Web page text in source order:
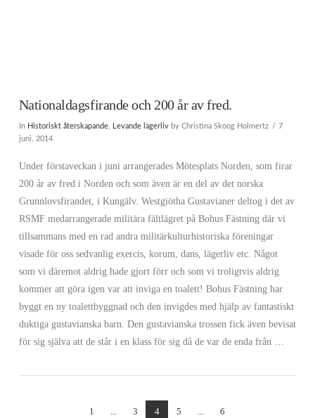
VIEW POST
Nationaldagsfirande och 200 år av fred.
In Historiskt återskapande, Levande lägerlivby Christina Skoog Holmertz
7
juni, 2014
Under förstaveckan i juni arrangerades Mötesplats Norden, som firar
200 år av fred i Norden och som även är en del av det norska
Grunnlovsfirandet, i Kungälv. Westgiötha Gustavianer deltog i det av
RSMF medarrangerade militära fältlägret på Bohus Fästning där vi
tillsammans med en rad andra militärkulturhistoriska föreningar
visade för oss sedvanlig exercis, korum, dans, lägerliv etc. Något
som vi däremot aldrig hade gjort förr och som vi troligtvis aldrig
kommer att göra igen var att inviga en toalett! Bohus Fästning har
byggt en ny toalettbyggnad och den invigdes med hjälp av fantastiskt
duktiga gustavianska barn. Den gustavianska trossen fick även bevisat
för sig själva att de står i en klass för sig då de var de enda från …
1 ... 3 4 5 ... 6